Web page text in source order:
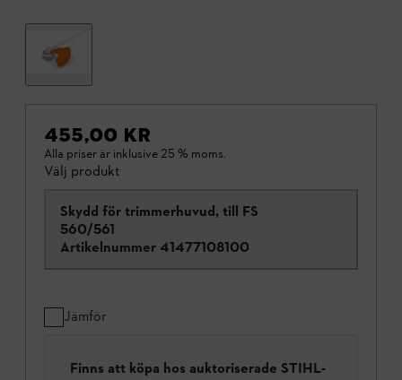
455,00 KR
Alla priser är inklusive 25 % moms.
Välj produkt
Skydd för trimmerhuvud, till FS
560/561
Artikelnummer 41477108100
Jämför
Finns att köpa hos auktoriserade STIHL-